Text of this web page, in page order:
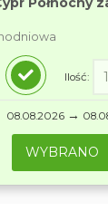
Ilość:
08.08.2026 →
WYBRANO